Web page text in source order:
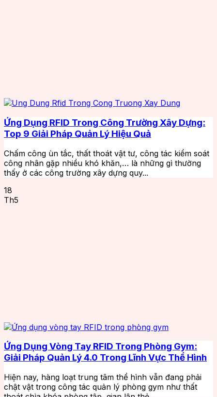
Ứng Dụng RFID Trong Công Trường Xây Dựng:
Top 9 Giải Pháp Quản Lý Hiệu Quả
Chấm công ùn tắc, thất thoát vật tư, công tác kiểm soát
công nhân gặp nhiều khó khăn,… là những gì thường
thấy ở các công trường xây dựng quy...
18
Th5
Ứng Dụng Vòng Tay RFID Trong Phòng Gym:
Giải Pháp Quản Lý 4.0 Trong Lĩnh Vực Thể Hình
Hiện nay, hàng loạt trung tâm thể hình vẫn đang phải
chật vật trong công tác quản lý phòng gym như thất